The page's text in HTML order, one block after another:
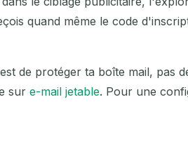
Copier
Changer d'e-mail
quand même le code
de protéger ta boîte mail, pas
sur e-mail jetable. Pour une